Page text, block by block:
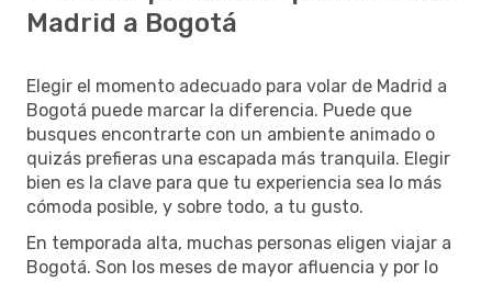
Madrid a Bogotá
Elegir el momento adecuado para volar de Madrid a
Bogotá puede marcar la diferencia. Puede que
busques encontrarte con un ambiente animado o
quizás prefieras una escapada más tranquila. Elegir
bien es la clave para que tu experiencia sea lo más
cómoda posible, y sobre todo, a tu gusto.
En temporada alta, muchas personas eligen viajar a
Bogotá. Son los meses de mayor afluencia y por lo